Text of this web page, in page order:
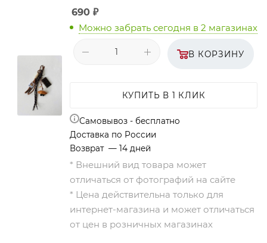
690 ₽
Можно забрать сегодня в 2 магазинах
В КОРЗИНУ
КУПИТЬ В 1 КЛИК
Самовывоз - бесплатно
Доставка по России
Возврат — 14 дней
* Внешний вид товара может
отличаться от фотографий на сайте
* Цена действительна только для
интернет-магазина и может отличаться
от цен в розничных магазинах